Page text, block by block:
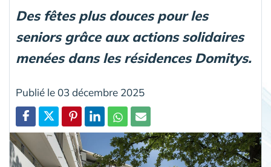
Des fêtes plus douces pour les
seniors grâce aux actions solidaires
menées dans les résidences Domitys.
Publié le 03 décembre 2025
Partager